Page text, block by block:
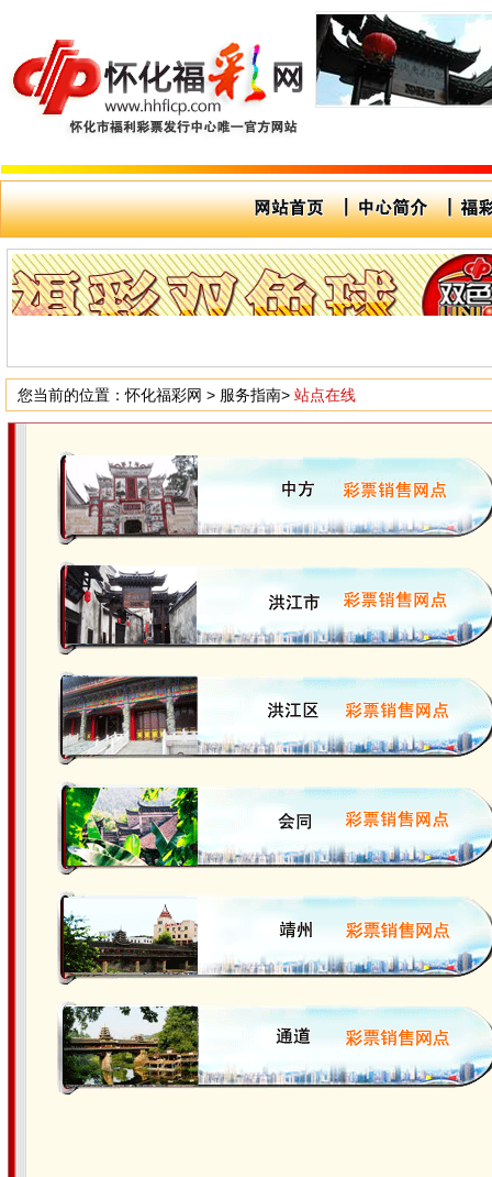
您当前的位置：怀化福彩网 > 服务指南> 站点在线